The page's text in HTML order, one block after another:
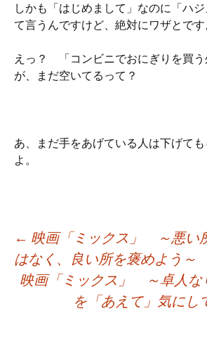
しかも「はじめまして」なのに「ハ
て言うんですけど、絶対にワザとです
えっ？ 「コンビニでおにぎりを買
が、まだ空いてるって？
あ、まだ手をあげている人は下げて
よ。
Post
navigation
← 映画「ミックス」 ～悪い
はなく、良い所を褒めよう～
映画「ミックス」 ～卓人な
を「あえて」気にし